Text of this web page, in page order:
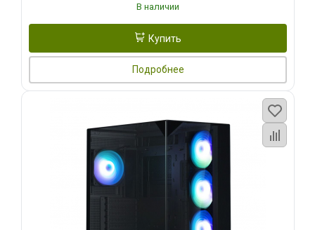
В наличии
Купить
Подробнее